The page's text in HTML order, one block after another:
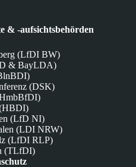
& -aufsichtsbehörden
(LfDI BW)
& BayLDA)
(DSK)
(LfD NI)
(LDI NRW)
(LfDI RLP)
(TLfDI)